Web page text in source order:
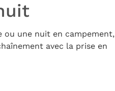
ou une nuit en campement,
avec la prise en